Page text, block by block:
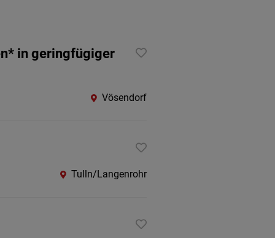
in geringfügiger
Vösendorf
Tulln/Langenrohr